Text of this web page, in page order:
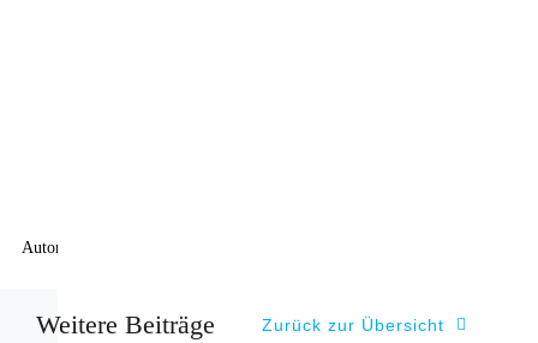
Autor: Andreas Könings
Weitere Beiträge Zurück zur Übersicht